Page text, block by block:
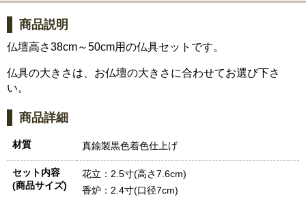
商品説明
仏壇高さ38cm～50cm用の仏具セットです。
仏具の大きさは、お仏壇の大きさに合わせてお選び下さ
い。
商品詳細
材質 真鍮製黒色着色仕上げ
セット内容
(商品サイズ)
花立：2.5寸(高さ7.6cm)
香炉：2.4寸(口径7cm)